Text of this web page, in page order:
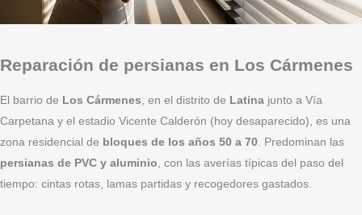
Reparación de persianas en Los Cármenes
El barrio de Los Cármenes , en el distrito de Latina junto a Vía
Carpetana y el estadio Vicente Calderón (hoy desaparecido), es una
zona residencial de bloques de los años 50 a 70 . Predominan las
persianas de PVC y aluminio , con las averías típicas del paso del
tiempo: cintas rotas, lamas partidas y recogedores gastados.